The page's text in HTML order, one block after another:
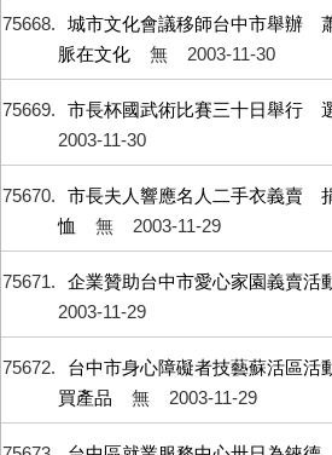
75668
城市文化會議移師台中市舉辦
脈在文化
無 2003-11-30
75669 市長杯國武術比賽三十日舉行
2003-11-30
75670
市長夫人響應名人二手衣義賣
恤
無 2003-11-29
75671 企業贊助台中市愛心家園義賣活
2003-11-29
75672
台中市身心障礙者技藝蘇活區
買產品
無 2003-11-29